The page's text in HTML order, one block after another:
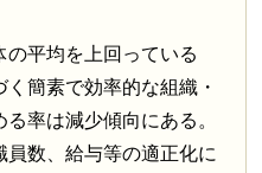
平均を上回っている
簡素で効率的な組織・
率は減少傾向にある。
数、給与等の適正化に